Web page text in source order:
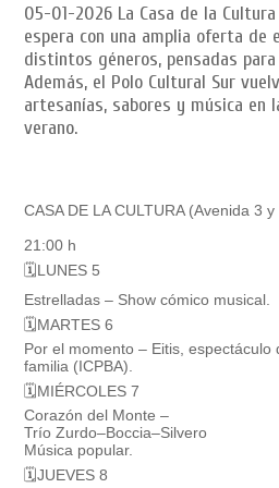
05-01-2026 La Casa de la
espera con una amplia oferta de
distintos géneros, pensadas
Además, el Polo Cultural Sur
artesanías, sabores y música en
verano.
CASA DE LA CULTURA (Avenida 3
21:00 h
🗓LUNES 5
Estrelladas – Show cómico musical.
🗓MARTES 6
Por el momento – Eitis, espectáculo
familia (ICPBA).
🗓MIÉRCOLES 7
Corazón del Monte –
Trío Zurdo–Boccia–Silvero
Música popular.
🗓JUEVES 8